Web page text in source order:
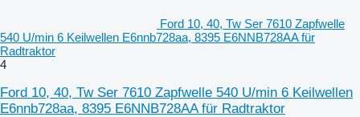
Ford 10, 40, Tw Ser 7610 Zapfwelle
540 U/min 6 Keilwellen E6nnb728aa, 8395 E6NNB728AA für
Radtraktor
4
Ford 10, 40, Tw Ser 7610 Zapfwelle 540 U/min 6 Keilwellen
E6nnb728aa, 8395 E6NNB728AA für Radtraktor